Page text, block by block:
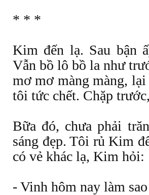
* * *
Kim đến lạ. Sau bận
Vẫn bồ lô bồ la như
mơ mơ màng màng,
tôi tức chết. Chặp
Bữa đó, chưa phải
sáng đẹp. Tôi rủ Kim
có vẻ khác lạ, Kim hỏi:
- Vinh hôm nay làm